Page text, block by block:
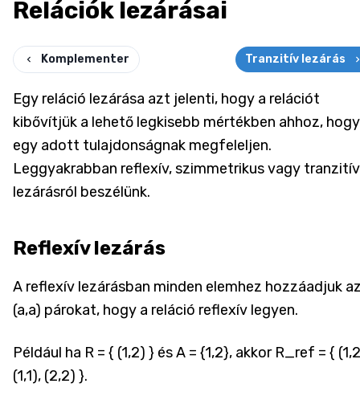
Relációk lezárásai
Komplementer Tranzitív lezárás
Egy reláció lezárása azt jelenti, hogy a relációt
kibővítjük a lehető legkisebb mértékben ahhoz, hogy
egy adott tulajdonságnak megfeleljen.
Leggyakrabban reflexív, szimmetrikus vagy tranzitív
lezárásról beszélünk.
Reflexív lezárás
A reflexív lezárásban minden elemhez hozzáadjuk
(a,a) párokat, hogy a reláció reflexív legyen.
Például ha R = { (1,2) } és A = {1,2}, akkor R_ref = {
(1,1), (2,2) }.